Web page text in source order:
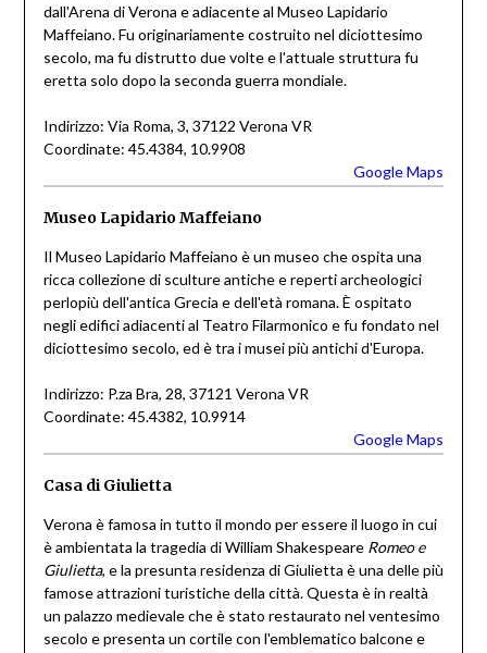
dall'Arena di Verona e adiacente al Museo Lapidario
Maffeiano. Fu originariamente costruito nel diciottesimo
secolo, ma fu distrutto due volte e l'attuale struttura fu
eretta solo dopo la seconda guerra mondiale.
Indirizzo: Via Roma, 3, 37122 Verona VR
Coordinate: 45.4384, 10.9908
Google Maps
Museo Lapidario Maffeiano
Il Museo Lapidario Maffeiano è un museo che ospita una
ricca collezione di sculture antiche e reperti archeologici
perlopiù dell'antica Grecia e dell'età romana. È ospitato
negli edifici adiacenti al Teatro Filarmonico e fu fondato nel
diciottesimo secolo, ed è tra i musei più antichi d'Europa.
Indirizzo: P.za Bra, 28, 37121 Verona VR
Coordinate: 45.4382, 10.9914
Google Maps
Casa di Giulietta
Verona è famosa in tutto il mondo per essere il luogo in cui
è ambientata la tragedia di William Shakespeare Romeo e
Giulietta, e la presunta residenza di Giulietta è una delle più
famose attrazioni turistiche della città. Questa è in realtà
un palazzo medievale che è stato restaurato nel ventesimo
secolo e presenta un cortile con l'emblematico balcone e